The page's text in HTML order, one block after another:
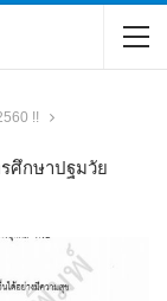
!!
ศึกษาปฐมวัย